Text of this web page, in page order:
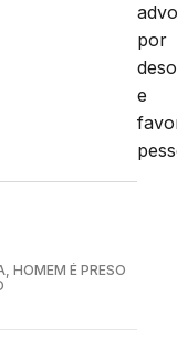
por
e
HOMEM É PRESO